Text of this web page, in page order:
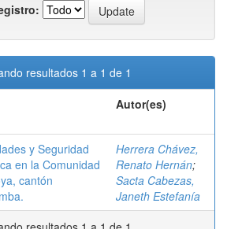
resultados 1 a 1 de 1
Autor(es)
y Seguridad
en la Comunidad
cantón
Herrera Chávez,
Renato Hernán;
Sacta Cabezas,
Janeth Estefanía